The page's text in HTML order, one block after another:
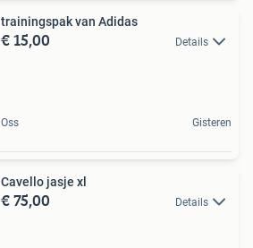
trainingspak van Adidas
€ 15,00 Details
Oss Gisteren
Cavello jasje xl
€ 75,00 Details